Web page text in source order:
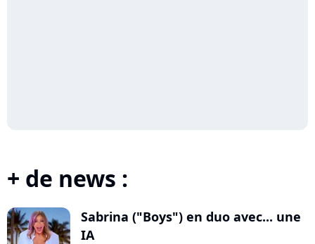
+ de news :
Sabrina ("Boys") en duo avec... une
IA